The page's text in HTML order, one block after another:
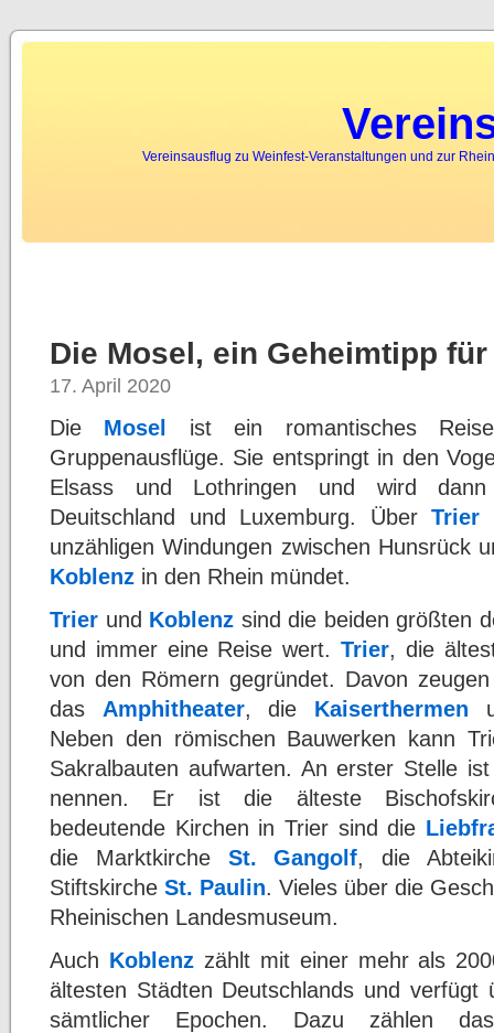
Vereinsausflug zu Weinfest-Veranstaltungen und zur
Die Mosel, ein Geheimtipp
17. April 2020
Die Mosel
ist ein romantisches
Gruppenausflüge. Sie entspringt in den
Elsass und Lothringen und wird
Deuitschland und Luxemburg. ÜberTrier
unzähligen Windungen zwischen Hunsrück
Koblenz in den Rhein mündet.
Trier und Koblenz sind die beiden größten
und immer eine Reise wert. Trier, die
von den Römern gegründet. Davon
das Amphitheater, die Kaiserthermen
Neben den römischen Bauwerken kann
Sakralbauten aufwarten. An erster Stelle
nennen. Er ist die älteste
bedeutende Kirchen in Trier sind die
die Marktkirche St. Gangolf, die
Stiftskirche St. Paulin. Vieles über die
Rheinischen Landesmuseum.
Auch Koblenzzählt mit einer mehr als
ältesten Städten Deutschlands und verfügt
sämtlicher Epochen. Dazu zählen